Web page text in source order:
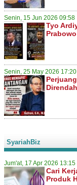
Senin, 15 Jun 2026 09:58
Tyo
Prabowo
Senin, 25 May 2026 17:20
SyariahBiz
Jum'at, 17 Apr 2026 13:15
Cari
Produk